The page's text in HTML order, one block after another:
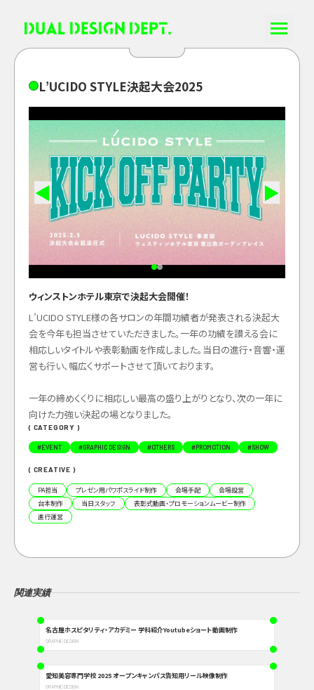
L’UCIDO STYLE決起大会2025
◀ ▶
( CATEGORY )
#EVENT #GRAPHIC DESIGN #OTHERS #PROMOTION #SHOW
( CREATIVE )
PA担当 プレゼン用パワポスライド制作 会場手配
会場設営
台本制作
当日スタッフ
表彰式動画・プロモーションムービー制作
進行運営
ウィンストンホテル東京で決起大会開催！
L’UCIDO STYLE様の各サロンの年間功績者が発表される決起大
会を今年も担当させていただきました。 一年の功績を讃える会に
相応しいタイトルや表彰動画を作成しました。当日の進行・音響・運
営も行い、幅広くサポートさせて頂いております。
一年の締めくくりに相応しい最高の盛り上がりとなり、次の一年に
向けた力強い決起の場となりました。
関連実績
名古屋ホスピタリティ・アカデミー 学科紹介Youtubeショート動画制作
GRAPHIC DESIGN
愛知美容専門学校 2025 オープンキャンパス告知用リール映像制作
GRAPHIC DESIGN